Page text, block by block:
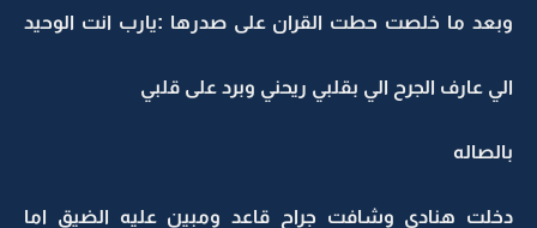
وبعد ما خلصت حطت القران على صدرها :يارب انت الوحيد
الي عارف الجرح الي بقلبي ريحني وبرد على قلبي
بالصاله
دخلت هنادي وشافت جراح قاعد ومبين عليه الضيق اما